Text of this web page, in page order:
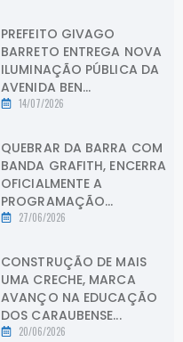
PREFEITO GIVAGO
BARRETO ENTREGA NOVA
ILUMINAÇÃO PÚBLICA DA
AVENIDA BEN...
14/07/2026
QUEBRAR DA BARRA COM
BANDA GRAFITH, ENCERRA
OFICIALMENTE A
PROGRAMAÇÃO...
27/06/2026
CONSTRUÇÃO DE MAIS
UMA CRECHE, MARCA
AVANÇO NA EDUCAÇÃO
DOS CARAUBENSE...
20/06/2026